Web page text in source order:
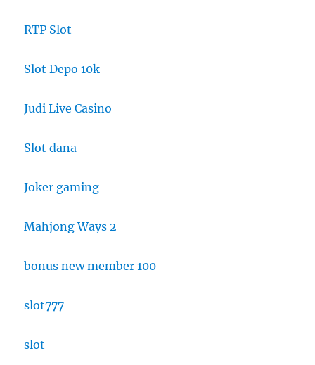
RTP Slot
Slot Depo 10k
Judi Live Casino
Slot dana
Joker gaming
Mahjong Ways 2
bonus new member 100
slot777
slot